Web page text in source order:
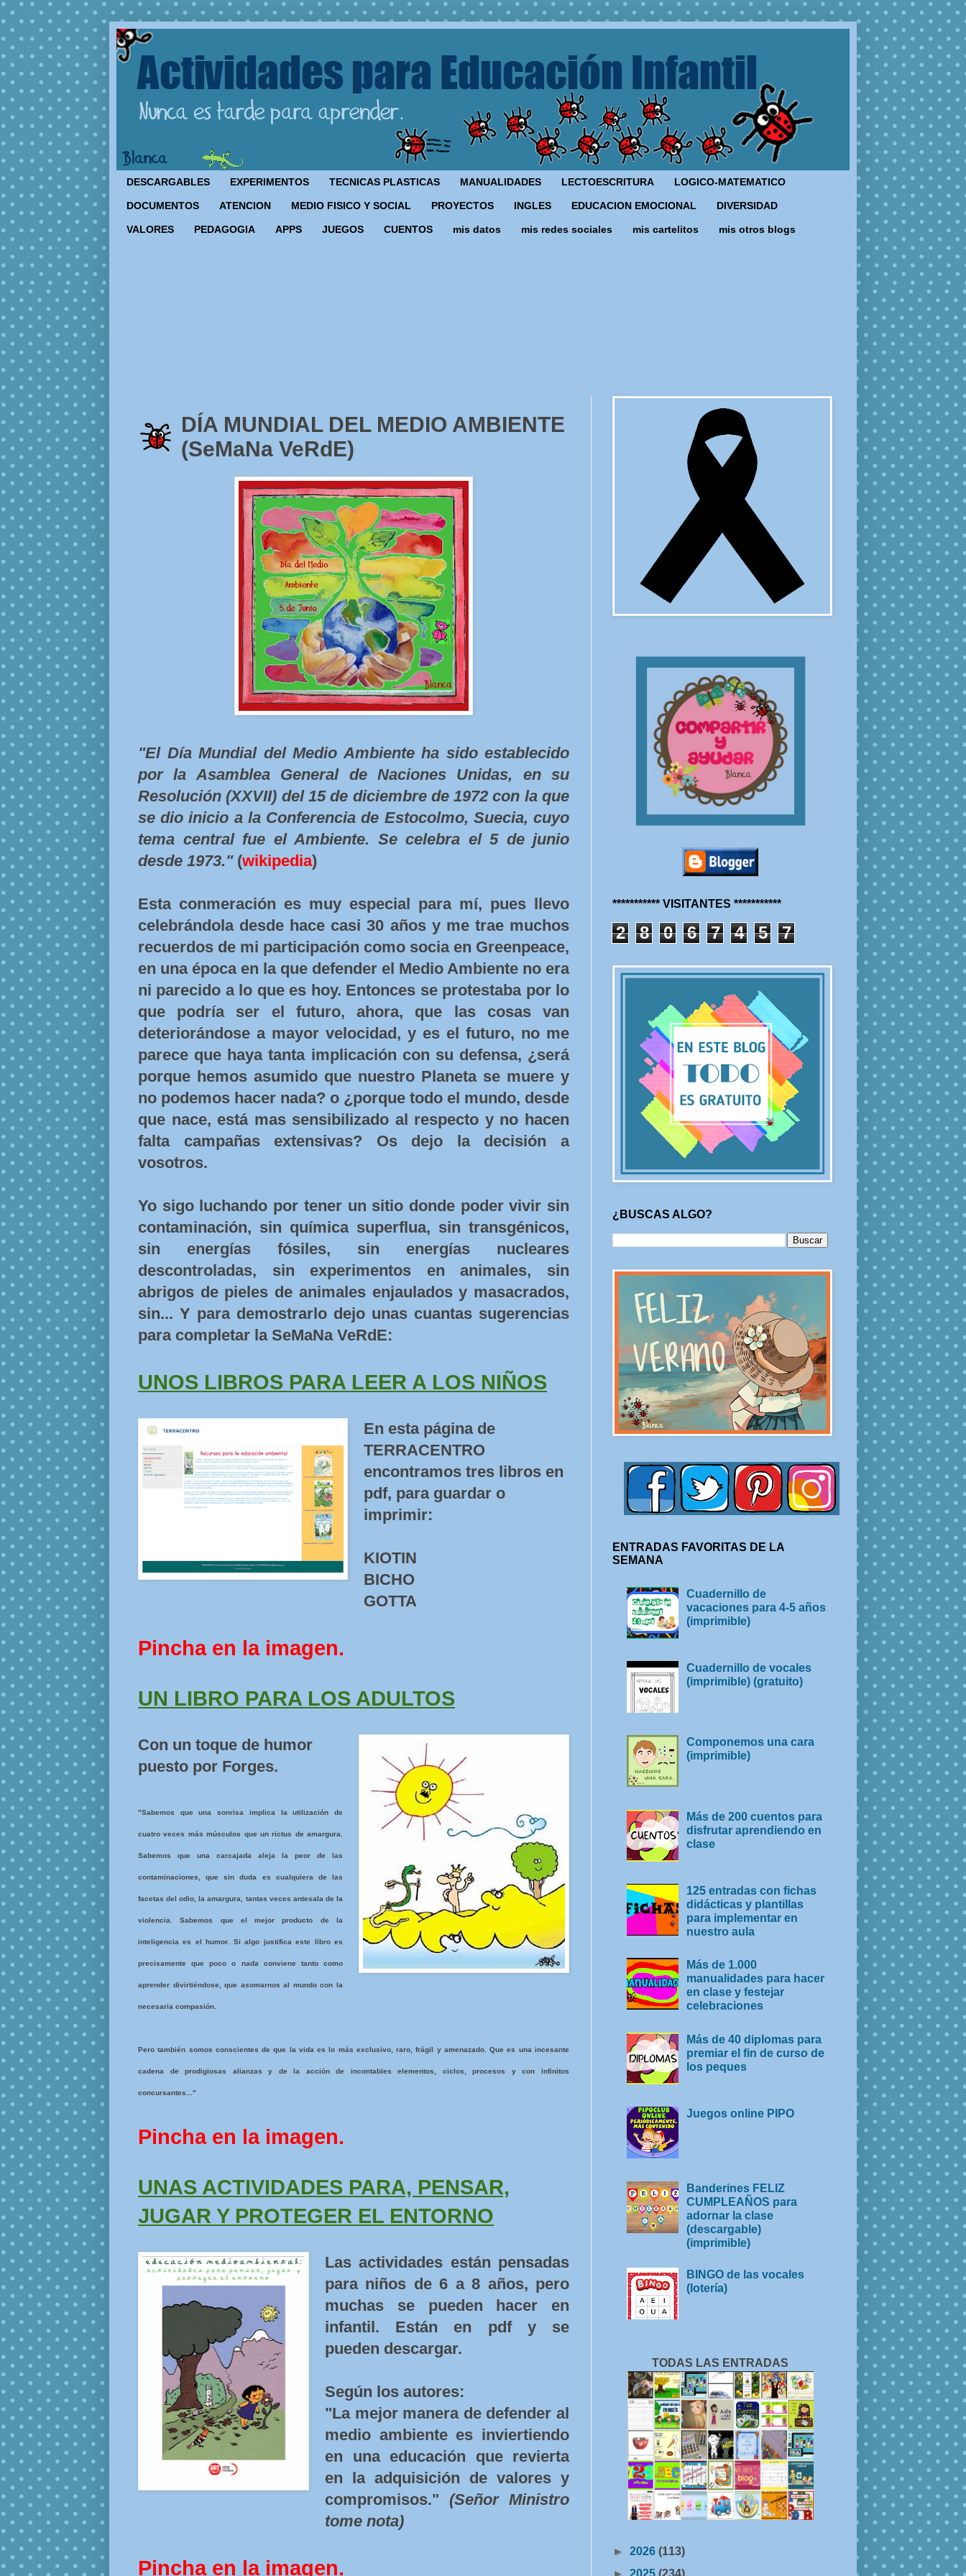
DESCARGABLES EXPERIMENTOS TECNICAS PLASTICAS MANUALIDADES LECTOESCRITURA LOGICO-MATEMATICO
DOCUMENTOS ATENCION MEDIO FISICO Y SOCIAL PROYECTOS INGLES EDUCACION EMOCIONAL DIVERSIDAD
VALORES PEDAGOGIA APPS JUEGOS CUENTOS mis datos mis redes sociales mis cartelitos mis otros blogs
DÍA MUNDIAL DEL MEDIO AMBIENTE
(SeMaNa VeRdE)
"El Día Mundial del Medio Ambiente ha sido establecido
por la Asamblea General de Naciones Unidas, en su
Resolución (XXVII) del 15 de diciembre de 1972 con la que
se dio inicio a la Conferencia de Estocolmo, Suecia, cuyo
tema central fue el Ambiente. Se celebra el 5 de junio
desde 1973."(wikipedia)
Esta conmeración es muy especial para mí, pues llevo
celebrándola desde hace casi 30 años y me trae muchos
recuerdos de mi participación como socia en Greenpeace,
en una época en la que defender el Medio Ambiente no era
ni parecido a lo que es hoy. Entonces se protestaba por lo
que podría ser el futuro, ahora, que las cosas van
deteriorándose a mayor velocidad, y es el futuro, no me
parece que haya tanta implicación con su defensa, ¿será
porque hemos asumido que nuestro Planeta se muere y
no podemos hacer nada? o ¿porque todo el mundo, desde
que nace, está mas sensibilizado al respecto y no hacen
falta campañas extensivas? Os dejo la decisión a
vosotros.
Yo sigo luchando por tener un sitio donde poder vivir sin
contaminación, sin química superflua, sin transgénicos,
sin energías fósiles, sin energías nucleares
descontroladas, sin experimentos en animales, sin
abrigos de pieles de animales enjaulados y masacrados,
sin... Y para demostrarlo dejo unas cuantas sugerencias
para completar la SeMaNa VeRdE:
UNOS LIBROS PARA LEER A LOS NIÑOS
En esta página de
TERRACENTRO
encontramos tres libros en
pdf, para guardar o
imprimir:
KIOTIN
BICHO
GOTTA
Pincha en la imagen.
UN LIBRO PARA LOS ADULTOS
Con un toque de humor
puesto por Forges.
"Sabemos que una sonrisa implica la utilización de
cuatro veces más músculos que un rictus de amargura.
Sabemos que una carcajada aleja la peor de las
contaminaciones, que sin duda es cualquiera de las
facetas del odio, la amargura, tantas veces antesala de la
violencia. Sabemos que el mejor producto de la
inteligencia es el humor. Si algo justifica este libro es
precisamente que poco o nada conviene tanto como
aprender divirtiéndose, que asomarnos al mundo con la
necesaria compasión.
Pero también somos conscientes de que la vida es lo más exclusivo, raro, frágil y amenazado. Que es una incesante
cadena de prodigiosas alianzas y de la acción de incontables elementos, ciclos, procesos y con infinitos
concursantes..."
Pincha en la imagen.
UNAS ACTIVIDADES PARA, PENSAR,
JUGAR Y PROTEGER EL ENTORNO
Las actividades están pensadas
para niños de 6 a 8 años, pero
muchas se pueden hacer en
infantil. Están en pdf y se
pueden descargar.
Según los autores:
"La mejor manera de defender al
medio ambiente es inviertiendo
en una educación que revierta
en la adquisición de valores y
compromisos." (Señor Ministro
tome nota)
Pincha en la imagen.
*********** VISITANTES ***********
2 8 0 6 7 4 5 7
¿BUSCAS ALGO?
ENTRADAS FAVORITAS DE LA
SEMANA
Cuadernillo de
vacaciones para 4-5 años
(imprimible)
Cuadernillo de vocales
(imprimible) (gratuito)
Componemos una cara
(imprimible)
Más de 200 cuentos para
disfrutar aprendiendo en
clase
125 entradas con fichas
didácticas y plantillas
para implementar en
nuestro aula
Más de 1.000
manualidades para hacer
en clase y festejar
celebraciones
Más de 40 diplomas para
premiar el fin de curso de
los peques
Juegos online PIPO
Banderines FELIZ
CUMPLEAÑOS para
adornar la clase
(descargable)
(imprimible)
BINGO de las vocales
(lotería)
TODAS LAS ENTRADAS
► 2026 (113)